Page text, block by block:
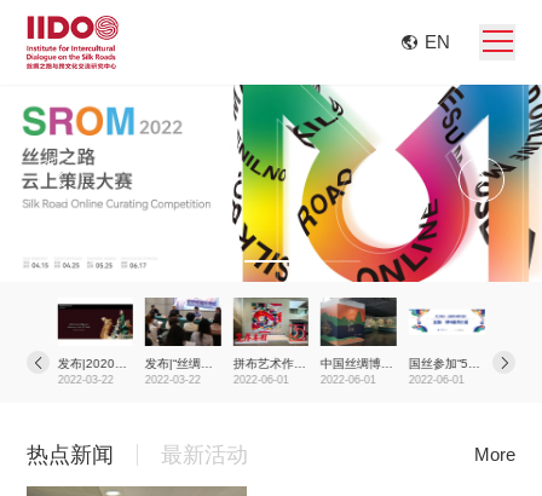
EN
发布|2020丝绸之路文化遗产十大文化事件发布 发布|​2020丝绸之路十大展览发布
2022-03-22 2022-03-22
拼布艺术作品《锦合》绚丽亮相国丝
2022-06-01 2022-06-01 2022-06-01
热点新闻 最新活动 More